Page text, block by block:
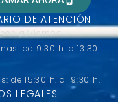
DE ATENCIÓN
a Viernes
de 9:30 h. a 13:30
de 15:30 h. a 19:30 h.
LEGALES